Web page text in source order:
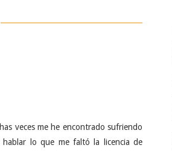
veces me he encontrado sufriendo
lo que me faltó la licencia de